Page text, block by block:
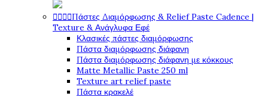
Πάστες Διαμόρφωσης & Relief Paste Cadence |
Texture & Ανάγλυφα Εφέ
Κλασικές πάστες διαμόρφωσης
Πάστα διαμόρφωσης διάφανη
Πάστα διαμόρφωσης διάφανη με κόκκους
Matte Metallic Paste 250 ml
Texture art relief paste
Πάστα κρακελέ